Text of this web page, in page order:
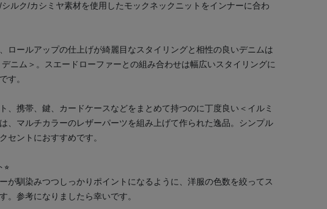
ルク/カシミヤ素材を使用したモックネックニットをインナーに合わ
ロールアップの仕上げが綺麗目なスタイリングと相性の良いデニムは
デニム＞。スエードローファーとの組み合わせは幅広いスタイリングに
す。
、携帯、鍵、カードケースなどをまとめて持つのに丁度良い＜イルミ
、マルチカラーのレザーパーツを組み上げて作られた逸品。シンプル
セントにおすすめです。
が馴染みつつしっかりポイントになるように、洋服の色数を絞ってス
。参考になりましたら幸いです。